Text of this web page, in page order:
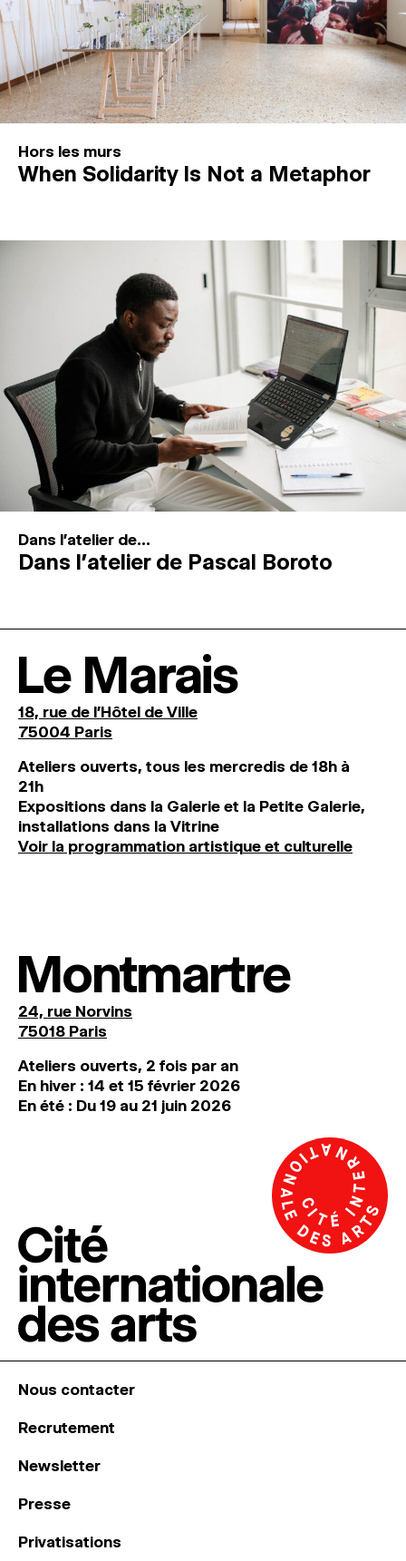
Hors les murs
When Solidarity Is Not a Metaphor
Dans l'atelier de...
Dans l’atelier de Pascal Boroto
Le Marais
18, rue de l'Hôtel de Ville
75004 Paris
Ateliers ouverts, tous les mercredis de 18h à
21h
Expositions dans la Galerie et la Petite Galerie,
installations dans la Vitrine
Voir la programmation artistique et culturelle
Montmartre
24, rue Norvins
75018 Paris
Ateliers ouverts, 2 fois par an
En hiver : 14 et 15 février 2026
En été : Du 19 au 21 juin 2026
Nous contacter
Recrutement
Newsletter
Presse
Privatisations